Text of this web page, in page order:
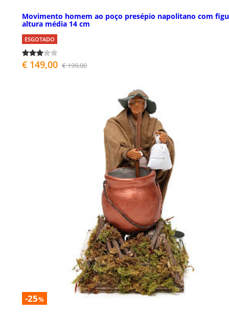
Movimento homem ao poço presépio napolitano com
altura média 14 cm
ESGOTADO
€ 149,00 € 199,00
-25%